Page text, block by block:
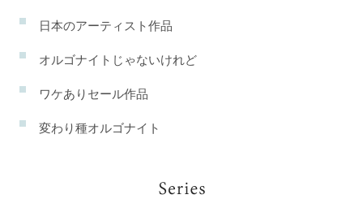
日本のアーティスト作品
オルゴナイトじゃないけれど
ワケありセール作品
変わり種オルゴナイト